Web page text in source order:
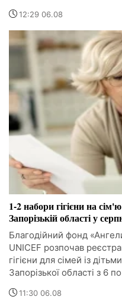
12:29 06.08
1-2 набори гігієни на
Запорізькій області у
Благодійний фонд
UNICEF розпочав
гігієни для сімей із
Запорізької області з 6
11:30 06.08